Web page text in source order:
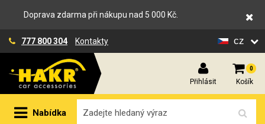
Doprava zdarma při nákupu nad 5 000 Kč.
777 800 304 Kontakty cz
Přihlásit
0
Košík
Nabídka